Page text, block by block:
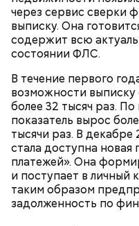
через сервис сверки
выписку. Она
содержит всю
состоянии ФЛС.
В течение первого
возможности выписку
более 32 тысяч раз.
показатель вырос
тысячи раз. В декабре
стала доступна
платежей». Она
и поступает в личный
таким образом
задолженность по
Фото: Shutterstock
парком страны, ведь
мест москвичей.
более 219 гектаров.
неспешную прогулку
или провести время
покататься на
набережной Москвы-